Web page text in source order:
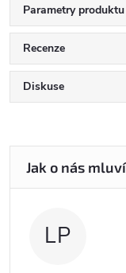
Parametry produktu
Recenze
Diskuse
LP